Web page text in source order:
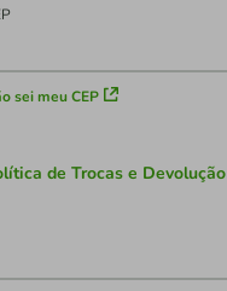
sei meu CEP
de Trocas e Devolução